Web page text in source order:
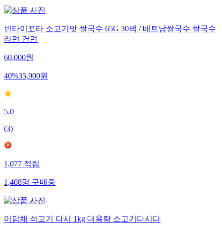
빈타이포타 소고기맛 쌀국수 65G 30팩 / 베트남쌀국수 쌀국수
라면 건면
60,000원
40%35,900원
5.0
(3)
1,077적립
1,408명구매중
미담채 쇠고기 다시 1kg 대용량 소고기다시다